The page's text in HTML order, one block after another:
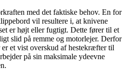
med det faktiske behov. En for
vil resultere i, at knivene
er højt eller fugtigt. Dette fører til et
slid på remme og motorlejer. Derfor
et vist overskud af hestekræfter til
på sin maksimale ydeevne